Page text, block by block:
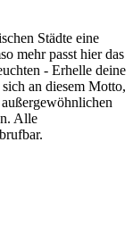
Städte eine
mehr passt hier das
- Erhelle deine
an diesem Motto,
Alle